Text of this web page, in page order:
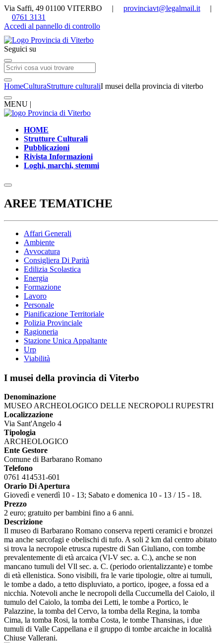
Via Saffi, 49 01100 VITERBO | provinciavt@legalmail.it |
0761 3131
Accedi al pannello di controllo
Seguici su
HomeCulturaStrutture culturaliI musei della provincia di viterbo
MENU |
HOME
Strutture Culturali
Pubblicazioni
Rivista Informazioni
Loghi, marchi, stemmi
AREE TEMATICHE
Affari Generali
Ambiente
Avvocatura
Consigliera Di Parità
Edilizia Scolastica
Energia
Formazione
Lavoro
Personale
Pianificazione Territoriale
Polizia Provinciale
Ragioneria
Stazione Unica Appaltante
Urp
Viabilità
I musei della provincia di Viterbo
Denominazione
MUSEO ARCHEOLOGICO DELLE NECROPOLI RUPESTRI
Localizzazione
Via Sant'Angelo 4
Tipologia
ARCHEOLOGICO
Ente Gestore
Comune di Barbarano Romano
Telefono
0761 414531-601
Orario Di Apertura
Giovedì e venerdì 10 - 13; Sabato e domenica 10 - 13 / 15 - 18.
Prezzo
2 euro; gratuito per bambini fino a 6 anni.
Descrizione
Il museo di Barbarano Romano conserva reperti ceramici e bronzei
ma anche sarcofagi e obelischi di tufo. A soli 2 km dal centro abitato
si trova la necropole etrusca rupestre di San Giuliano, con tombe
prevalentemente di età arcaica (Vl-V sec. a. C.), anche se non
mancano tumuli del Vll sec. a. C. (periodo orientalizzante) e tombe
di età ellenistica. Sono visibili, fra le varie tipologie, oltre ai tumuli,
le tombe a dado, a tetto displuviato, a portico, ipogee, a fossa ed a
nicchia. Notevoli anche le necropoli della Cuccumella del Caiolo, il
tumulo del Caiolo, la tomba dei Letti, le tombe a Portico, le
Palazzine, la tomba del Cervo, la tomba della Regina, la tomba
Cima, la tomba Rosi, la tomba Costa, le tombe Thansinas, i due
tumuli di Valle Cappellana e il gruppo di tombe arcaiche in località
Chiuse Vallerani.